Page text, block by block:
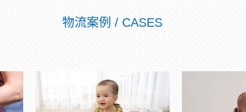
物流案例 / CASES